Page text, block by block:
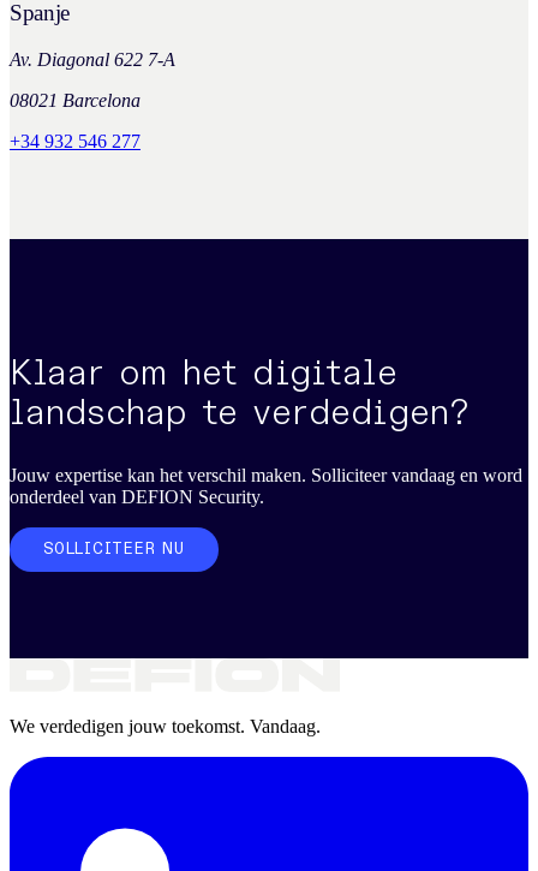
Spanje
Av. Diagonal 622 7-A
08021 Barcelona
+34 932 546 277
Klaar om het digitale
landschap te verdedigen?
Jouw expertise kan het verschil maken. Solliciteer vandaag en word
onderdeel van DEFION Security.
SOLLICITEER NU
We verdedigen jouw toekomst. Vandaag.